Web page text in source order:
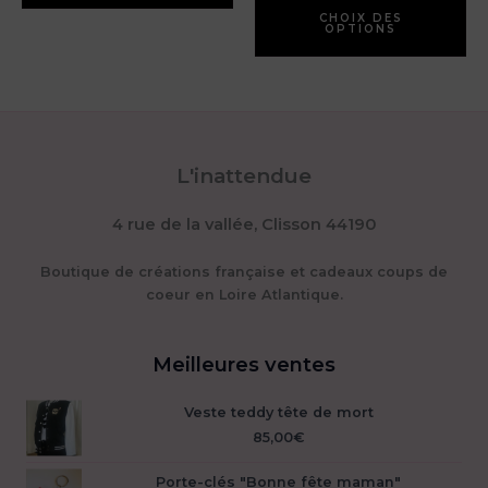
sur
page
produit
CHOIX DES
OPTIONS
L'inattendue
4 rue de la vallée, Clisson 44190
Boutique de créations française et cadeaux coups de
coeur en Loire Atlantique.
Meilleures ventes
Veste teddy tête de mort
85,00€
Porte-clés "Bonne fête maman"